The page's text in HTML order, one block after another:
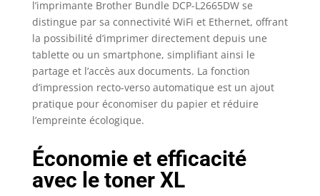
l’imprimante Brother Bundle DCP-L2665DW se
distingue par sa connectivité WiFi et Ethernet, offrant
la possibilité d’imprimer directement depuis une
tablette ou un smartphone, simplifiant ainsi le
partage et l’accès aux documents. La fonction
d’impression recto-verso automatique est un ajout
pratique pour économiser du papier et réduire
l’empreinte écologique.
Économie et efficacité
avec le toner XL